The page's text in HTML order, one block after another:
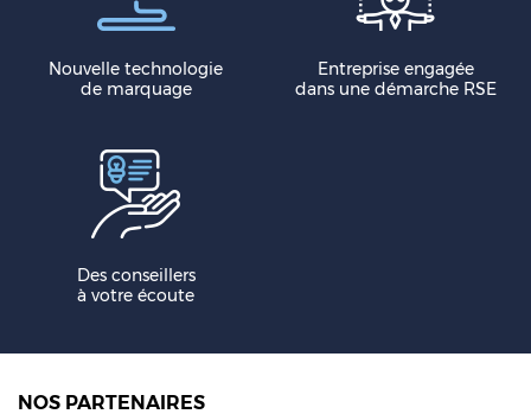
Nouvelle technologie
de marquage
Entreprise engagée
dans une démarche RSE
Des conseillers
à votre écoute
NOS PARTENAIRES